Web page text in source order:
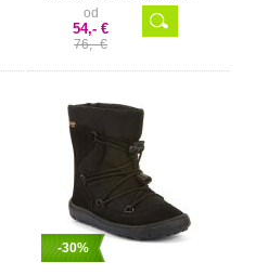
od
54,- €
76,- €
-30%